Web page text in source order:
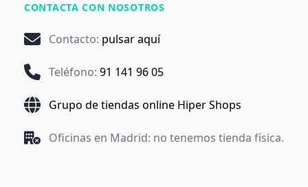
CONTACTA CON NOSOTROS
Contacto: pulsar aquí
Teléfono: 91 141 96 05
Grupo de tiendas online Hiper Shops
Oficinas en Madrid: no tenemos tienda física.